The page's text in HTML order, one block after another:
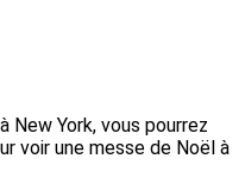
New York, vous pourrez
voir une messe de Noël à